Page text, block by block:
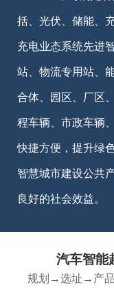
括、光伏、储能、
充电业态系统先进
站、物流专用站、
合体、园区、厂区
程车辆、市政车辆
快捷方便，提升绿
智慧城市建设公共
良好的社会效益。
汽车智能
规划→选址→产